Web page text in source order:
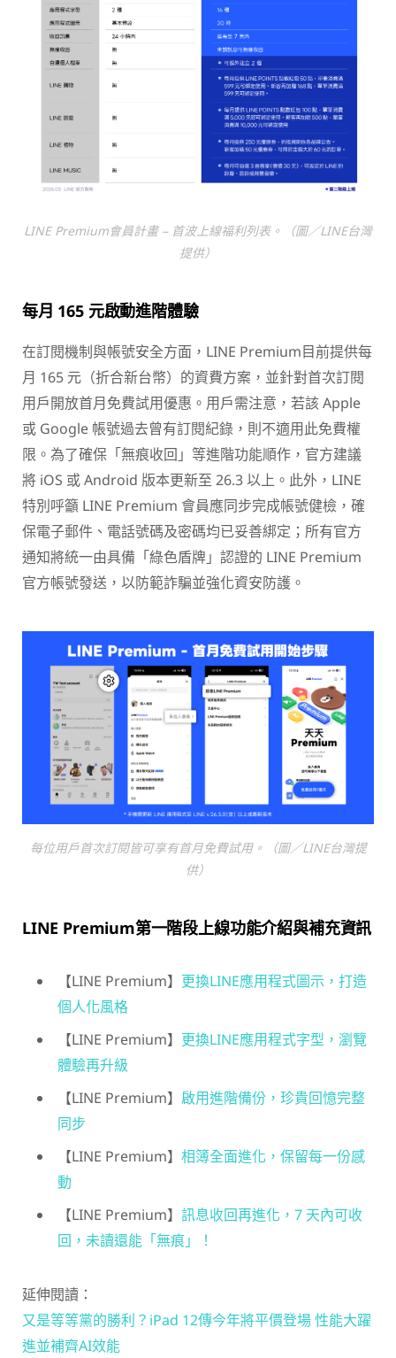
LINE Premium會員計畫 – 首波上線福利列表。（圖／LINE台灣
提供）
每月 165 元啟動進階體驗
在訂閱機制與帳號安全方面，LINE Premium目前提供每
月 165 元（折合新台幣）的資費方案，並針對首次訂閱
用戶開放首月免費試用優惠。用戶需注意，若該 Apple
或 Google 帳號過去曾有訂閱紀錄，則不適用此免費權
限。為了確保「無痕收回」等進階功能順作，官方建議
將 iOS 或 Android 版本更新至 26.3 以上。此外，LINE
特別呼籲 LINE Premium 會員應同步完成帳號健檢，確
保電子郵件、電話號碼及密碼均已妥善綁定；所有官方
通知將統一由具備「綠色盾牌」認證的 LINE Premium
官方帳號發送，以防範詐騙並強化資安防護。
每位用戶首次訂閱皆可享有首月免費試用。（圖／LINE台灣提
供）
LINE Premium第一階段上線功能介紹與補充資訊
【LINE Premium】 更換LINE應用程式圖示，打造
個人化風格
【LINE Premium】 更換LINE應用程式字型，瀏覽
體驗再升級
【LINE Premium】 啟用進階備份，珍貴回憶完整
同步
【LINE Premium】 相簿全面進化，保留每一份感
動
【LINE Premium】 訊息收回再進化，7 天內可收
回，未讀還能「無痕」！
延伸閱讀：
又是等等黨的勝利？iPad 12傳今年將平價登場 性能大躍
進並補齊AI效能